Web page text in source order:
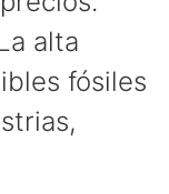
alta
fósiles